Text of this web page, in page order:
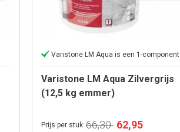
Varistone LM Aqua is een 1-component
Varistone LM Aqua Zilvergrijs
(12,5 kg emmer)
Prijs per stuk 66,30 Speciale
62,95